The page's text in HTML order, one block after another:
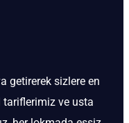
getirerek sizlere en
tariflerimiz ve usta